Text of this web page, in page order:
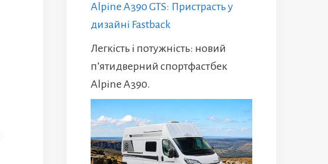
Alpine A390 GTS: Пристрасть у
дизайні Fastback
Легкість і потужність: новий
п’ятидверний спортфастбек
Alpine A390.